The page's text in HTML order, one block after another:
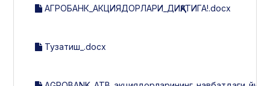
АГРОБАНК_АКЦИЯДОРЛАРИ_ДИҚҚАТИГА!.docx
Тузатиш_.docx